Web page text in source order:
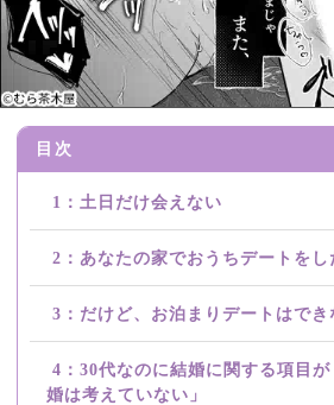
目次
1：土日だけ会えない
2：あなたの家でおうちデートをし
3：だけど、お泊まりデートはでき
4：30代なのに結婚に関する項目
婚は考えていない」